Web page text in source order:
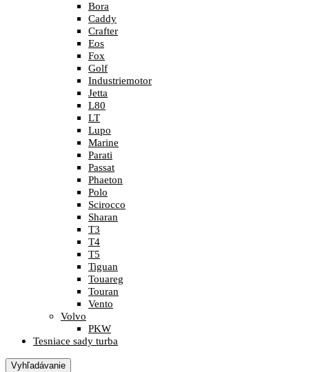
Bora
Caddy
Crafter
Eos
Fox
Golf
Industriemotor
Jetta
L80
LT
Lupo
Marine
Parati
Passat
Phaeton
Polo
Scirocco
Sharan
T3
T4
T5
Tiguan
Touareg
Touran
Vento
Volvo
PKW
Tesniace sady turba
Vyhľadávanie